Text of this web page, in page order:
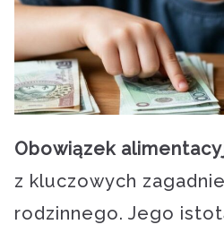
Obowiązek
z kluczowych
rodzinnego. Jego